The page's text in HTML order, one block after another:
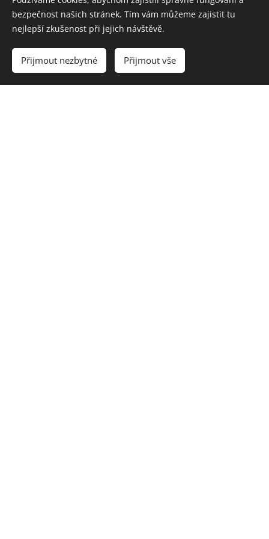
Vyprodáno
bezpečnost našich stránek. Tím vám můžeme zajistit tu
nejlepší zkušenost při jejich návštěvě.
Přijmout nezbytné Přijmout vše